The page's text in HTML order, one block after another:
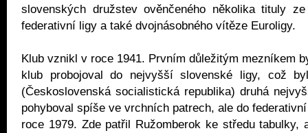
slovenských družstev ověnčeného několika tituly
federativní ligy a také dvojnásobného vítěze Euroligy.
Klub vznikl v roce 1941. Prvním důležitým mezníkem
klub probojoval do nejvyšší slovenské ligy, což
(Československá socialistická republika) druhá
pohyboval spíše ve vrchních patrech, ale do
roce 1979. Zde patřil Ružomberok ke středu tabulky,